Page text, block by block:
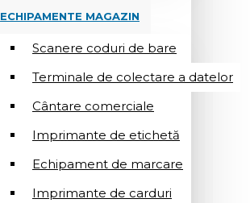
ECHIPAMENTE MAGAZIN
Scanere coduri de bare
Terminale de colectare a datelor
Cântare comerciale
Imprimante de etichetă
Echipament de marcare
Imprimante de carduri